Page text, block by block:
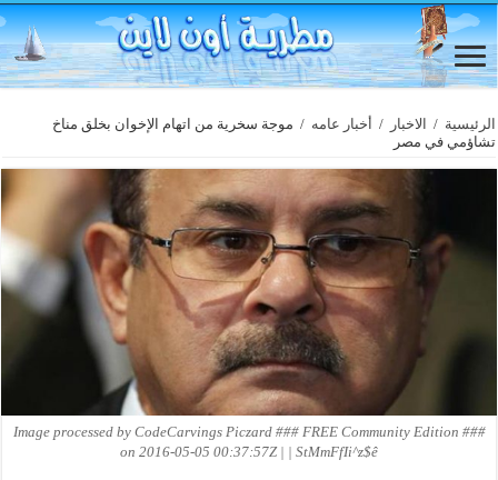
الرئيسية / الاخبار / أخبار عامه / موجة سخرية من اتهام الإخوان بخلق مناخ
تشاؤمي في مصر
Image processed by CodeCarvings Piczard ### FREE Community Edition ###
on 2016-05-05 00:37:57Z | | StMmFfIi^z$ê